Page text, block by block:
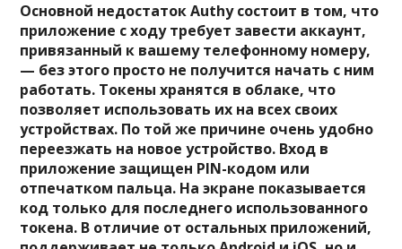
Основной недостаток Authy состоит в том, что
приложение с ходу требует завести аккаунт,
привязанный к вашему телефонному номеру,
— без этого просто не получится начать с ним
работать. Токены хранятся в облаке, что
позволяет использовать их на всех своих
устройствах. По той же причине очень удобно
переезжать на новое устройство. Вход в
приложение защищен PIN-кодом или
отпечатком пальца. На экране показывается
код только для последнего использованного
токена. В отличие от остальных приложений,